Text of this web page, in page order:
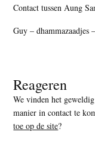
Contact tussen Aung
Guy – dhammazaadjes
Reageren
We vinden het
manier in contact te
toe op de site?